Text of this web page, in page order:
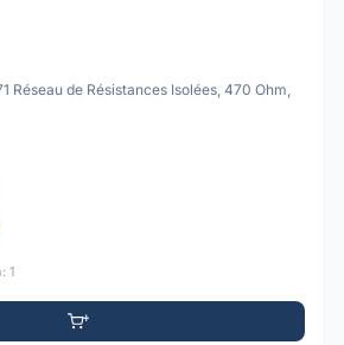
Réseau de Résistances Isolées, 470 Ohm,
1